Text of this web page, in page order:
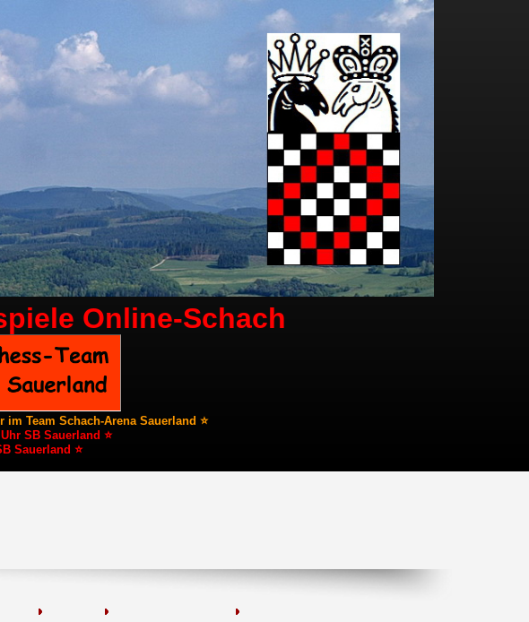
Online-Schach
Team Schach-Arena Sauerland ⭐
SB Sauerland ⭐
Sauerland ⭐